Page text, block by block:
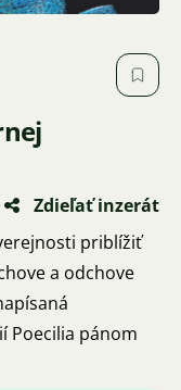
Zdieľať inzerát
priblížiť
a odchove
Poecilia pánom